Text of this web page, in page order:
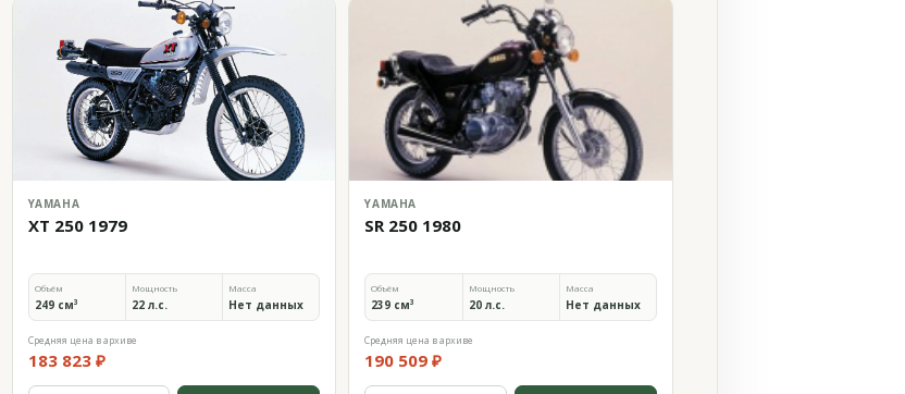
YAMAHA
XT 250 1979
Объём
249 см³
Мощность
22 л.с.
Масса
Нет данных
Средняя цена в архиве
183 823 ₽
YAMAHA
SR 250 1980
Объём
239 см³
Мощность
20 л.с.
Масса
Нет данных
Средняя цена в архиве
190 509 ₽